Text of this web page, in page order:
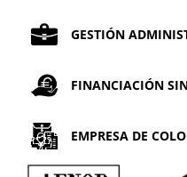
GESTIÓN
FINANCIACIÓN
EMPRESA DE